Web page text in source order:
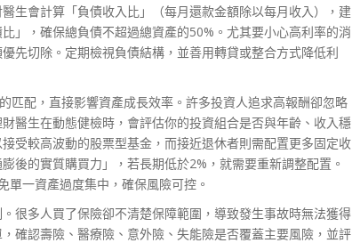
生會計算「負債收入比」（每月還款金額除以每月收入），建
」，確保總負債不超過總資產的50%。尤其要小心高利率的消
先切除。定期檢視負債結構，並善用轉貸或整合方式降低利
匹配，直接影響資產成長效率。許多投資人追求高報酬卻忽略
醫生在動態健檢時，會評估你的投資組合是否與年齡、收入穩
受較高波動的股票型基金，而接近退休者則需配置更多固定收
後的實質購買力」，若長期低於2%，就需要重新調整配置。
單一資產過度集中，確保風險可控。
很多人買了保險卻不清楚保障範圍，導致發生事故時無法獲得
確認壽險、醫療險、意外險、失能險是否覆蓋主要風險，並評